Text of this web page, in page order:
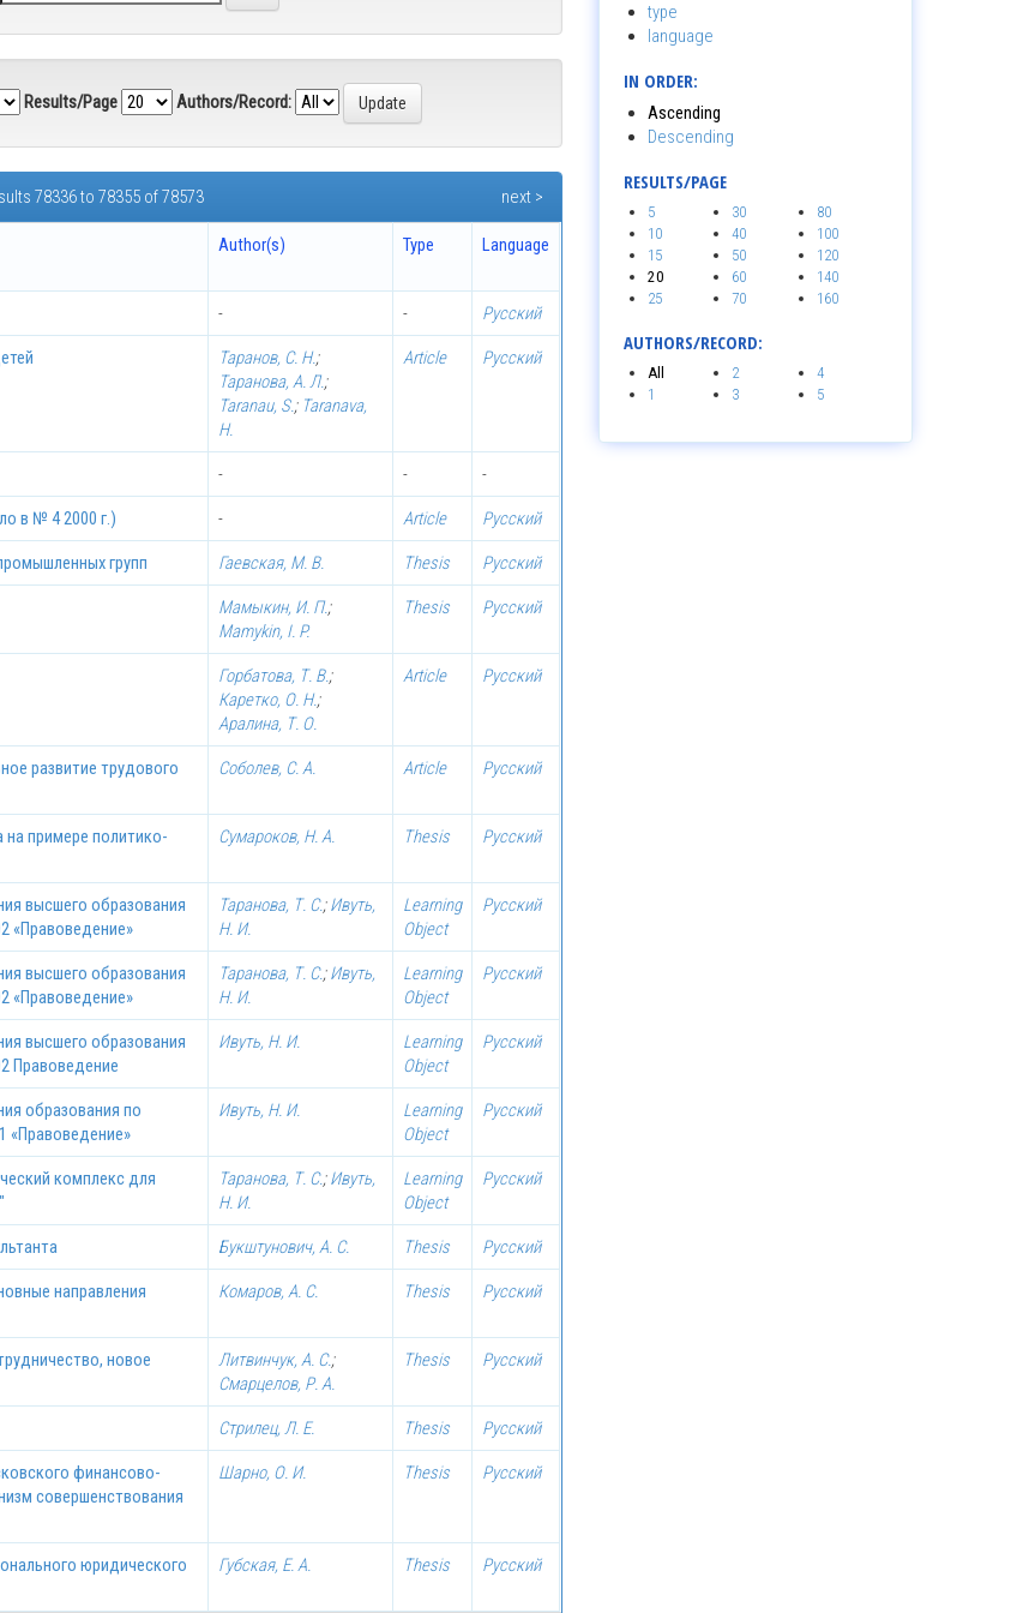
Results/Page Authors/Record:
78336 to 78355 of 78573 next >
Author(s) Type Language
- - Русский
Таранов, С. Н.;
Таранова, А. Л.;
Taranau, S.; Taranava,
H.
Article Русский
- - -
в № 4 2000 г.) - Article Русский
групп Гаевская, М. В. Thesis Русский
Мамыкин, И. П.;
Mamykin, I. P.
Thesis Русский
Горбатова, Т. В.;
Каретко, О. Н.;
Аралина, Т. О.
Article Русский
развитие трудового
Соболев, С. А. Article Русский
примере политико-
Сумароков, Н. А. Thesis Русский
высшего образования
«Правоведение»
Таранова, Т. С.;Ивуть,
Н. И.
Learning
Object
Русский
высшего образования
«Правоведение»
Таранова, Т. С.;Ивуть,
Н. И.
Learning
Object
Русский
высшего образования
Правоведение
Ивуть, Н. И.
Learning
Object
Русский
образования по
«Правоведение»
Ивуть, Н. И.
Learning
Object
Русский
комплекс для
Таранова, Т. С.;Ивуть,
Н. И.
Learning
Object
Русский
Букштунович, А. С. Thesis Русский
направления
Комаров, А. С. Thesis Русский
новое
Литвинчук, А. С.;
Смарцелов, Р. А.
Thesis Русский
Стрилец, Л. Е. Thesis Русский
финансово-
совершенствования
Шарно, О. И. Thesis Русский
юридического
Губская, Е. А. Thesis Русский
type
language
IN ORDER:
Ascending
Descending
RESULTS/PAGE
5
10
15
20
25
30
40
50
60
70
80
100
120
140
160
AUTHORS/RECORD:
All
1
2
3
4
5